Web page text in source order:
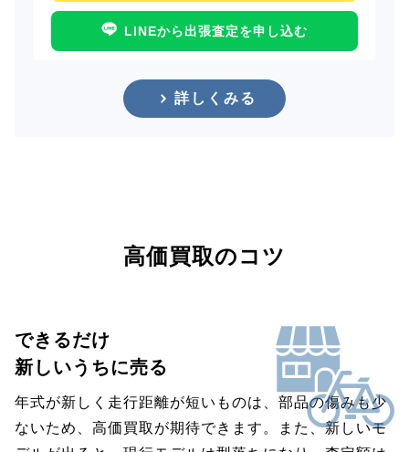
LINEから出張査定を申し込む
詳しくみる
高価買取のコツ
できるだけ
新しいうちに売る
年式が新しく走行距離が短いものは、部品の傷みも少
ないため、高価買取が期待できます。また、新しいモ